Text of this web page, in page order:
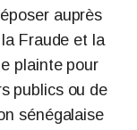
auprès
Fraude et la
plainte pour
publics ou de
sénégalaise